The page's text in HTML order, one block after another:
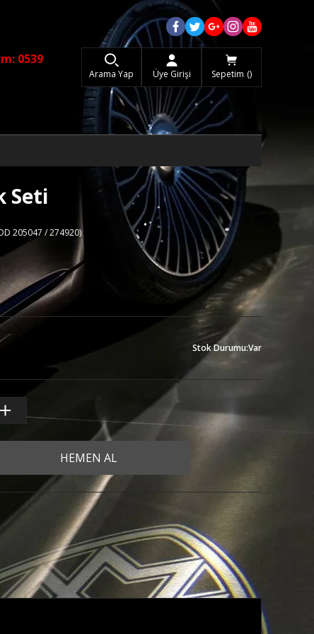
0539
Arama Yap Üye Girişi Sepetim
Seti
205047 / 274920)
Stok Durumu:Var
HEMEN AL